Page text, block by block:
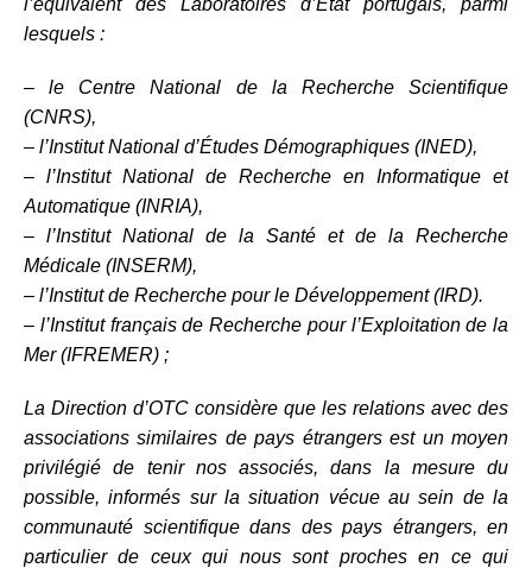
l’équivalent des Laboratoires d’Etat portugais, parmi
lesquels :
– le Centre National de la Recherche Scientifique
(CNRS),
– l’Institut National d’Études Démographiques (INED),
– l’Institut National de Recherche en Informatique et
Automatique (INRIA),
– l’Institut National de la Santé et de la Recherche
Médicale (INSERM),
– l’Institut de Recherche pour le Développement (IRD).
– l’Institut français de Recherche pour l’Exploitation de la
Mer (IFREMER) ;
La Direction d’OTC considère que les relations avec des
associations similaires de pays étrangers est un moyen
privilégié de tenir nos associés, dans la mesure du
possible, informés sur la situation vécue au sein de la
communauté scientifique dans des pays étrangers, en
particulier de ceux qui nous sont proches en ce qui